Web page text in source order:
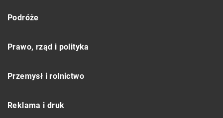
Podróże
Prawo, rząd i polityka
Przemysł i rolnictwo
Reklama i druk